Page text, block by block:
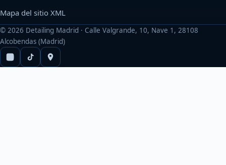
Mapa del sitio XML
© 2026 Detailing Madrid · Calle Valgrande, 10, Nave 1, 28108
Alcobendas (Madrid)